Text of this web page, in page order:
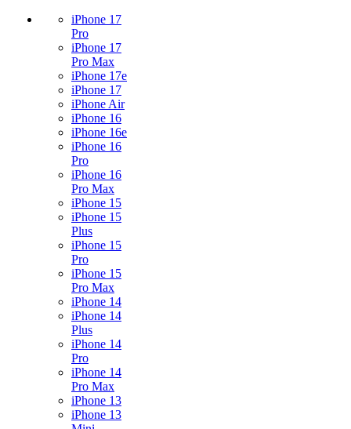
iPhone 17
Pro
iPhone 17
Pro Max
iPhone 17e
iPhone 17
iPhone Air
iPhone 16
iPhone 16e
iPhone 16
Pro
iPhone 16
Pro Max
iPhone 15
iPhone 15
Plus
iPhone 15
Pro
iPhone 15
Pro Max
iPhone 14
iPhone 14
Plus
iPhone 14
Pro
iPhone 14
Pro Max
iPhone 13
iPhone 13